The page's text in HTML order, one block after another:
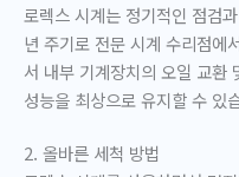
로렉스 시계는 정기적인 점검
년 주기로 전문 시계 수리점에
서 내부 기계장치의 오일 교환
성능을 최상으로 유지할 수 있
2. 올바른 세척 방법